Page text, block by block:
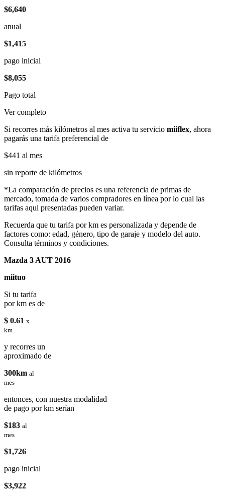
$6,640
anual
$1,415
pago inicial
$8,055
Pago total
Ver completo
Si recorres más kilómetros al mes activa tu servicio miiflex, ahora
pagarás una tarifa preferencial de
$441 al mes
sin reporte de kilómetros
*La comparación de precios es una referencia de primas de
mercado, tomada de varios compradores en línea por lo cual las
tarifas aqui presentadas pueden variar.
Recuerda que tu tarifa por km es personalizada y depende de
factores como: edad, género, tipo de garaje y modelo del auto.
Consulta términos y condiciones.
Mazda 3 AUT 2016
miituo
Si tu tarifa
por km es de
$ 0.61 x
km
y recorres un
aproximado de
300km al
mes
entonces, con nuestra modalidad
de pago por km serían
$183 al
mes
$1,726
pago inicial
$3,922